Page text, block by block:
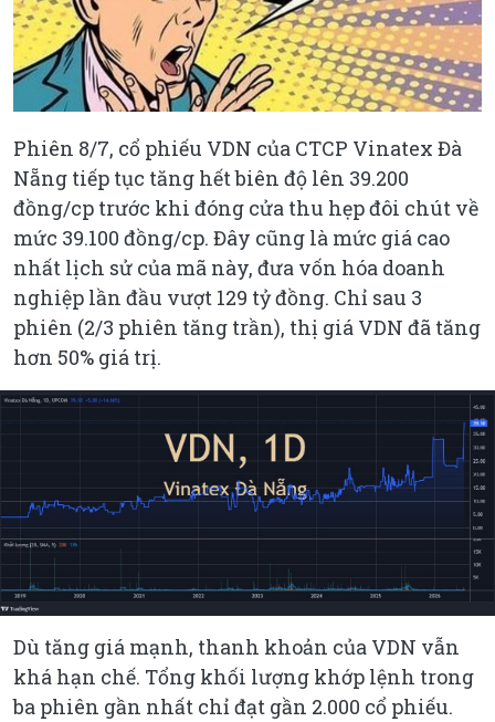
Phiên 8/7, cổ phiếu VDN của CTCP Vinatex Đà
Nẵng tiếp tục tăng hết biên độ lên 39.200
đồng/cp trước khi đóng cửa thu hẹp đôi chút về
mức 39.100 đồng/cp. Đây cũng là mức giá cao
nhất lịch sử của mã này, đưa vốn hóa doanh
nghiệp lần đầu vượt 129 tỷ đồng. Chỉ sau 3
phiên (2/3 phiên tăng trần), thị giá VDN đã tăng
hơn 50% giá trị.
Dù tăng giá mạnh, thanh khoản của VDN vẫn
khá hạn chế. Tổng khối lượng khớp lệnh trong
ba phiên gần nhất chỉ đạt gần 2.000 cổ phiếu.